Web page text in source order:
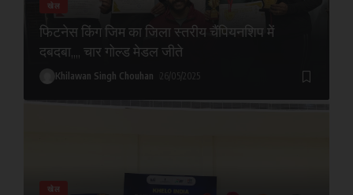
खेल
फिटनेस किंग जिम का जिला स्तरीय चैंपियनशिप में
दबदबा,,,, चार गोल्ड मेडल जीते
Khilawan Singh Chouhan 26/05/2025
खेल